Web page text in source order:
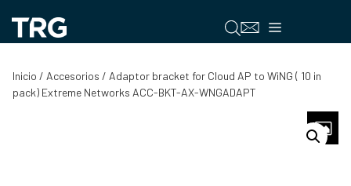
contenido
Menú
Inicio / Accesorios / Adaptor bracket for Cloud AP to WiNG ( 10 in
pack) Extreme Networks ACC-BKT-AX-WNGADAPT